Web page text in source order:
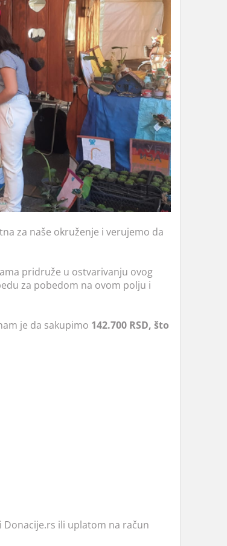
za naše okruženje i verujemo da
pridruže u ostvarivanju ovog
za pobedom na ovom polju i
je da sakupimo 142.700 RSD, što
ili uplatom na račun